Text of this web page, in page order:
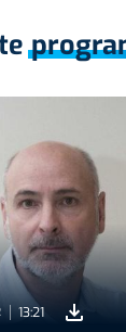
13:21